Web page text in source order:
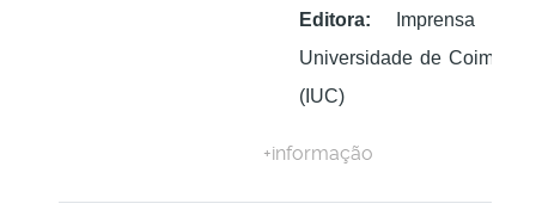
Editora: Imprensa da
Universidade de Coimbra
(IUC)
+informação